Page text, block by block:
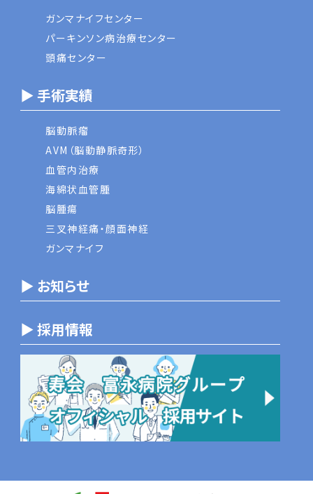
ガンマナイフセンター
パーキンソン病治療センター
頭痛センター
▶ 手術実績
脳動脈瘤
AVM（脳動静脈奇形）
血管内治療
海綿状血管腫
脳腫瘍
三叉神経痛・顔面神経
ガンマナイフ
▶ お知らせ
▶ 採用情報